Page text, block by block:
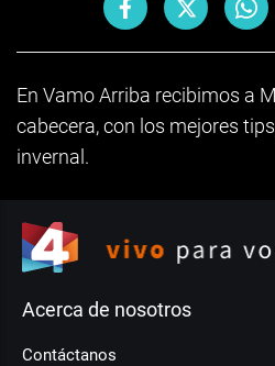
En Vamo Arriba recibimos a
cabecera, con los mejores
invernal.
Acerca de nosotros
Contáctanos